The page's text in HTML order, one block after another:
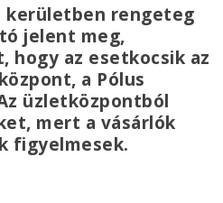
kerületben rengeteg
jelent meg,
hogy az esetkocsik az
a Pólus
üzletközpontból
mert a vásárlók
figyelmesek.